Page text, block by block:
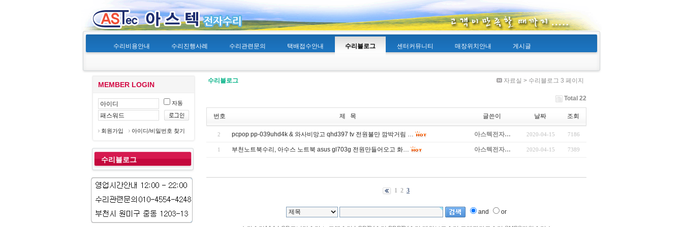
수리비용안내 수리진행사례 수리관련문의 택배접수안내 수리블로그 센터커뮤니티 매장위치안내 게시글
MEMBER LOGIN
자동
회원가입 아이디/비밀번호 찾기
수리블로그
수리블로그 자료실 > 수리블로그 3 페이지
Total 22
번호 제 목 글쓴이 날짜 조회
2 pcpop pp-039uhd4k & 와사비망고 qhd397 tv 전원불만 깜박거림 … 아스텍전자… 2020-04-15 7186
1 부천노트북수리, 아수스 노트북 asus gl703g 전원만들어오고 화… 아스텍전자… 2020-04-15 7389
1 2 3
and or